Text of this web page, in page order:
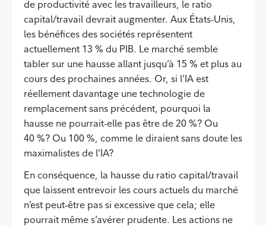
de productivité avec les travailleurs, le ratio
capital/travail devrait augmenter. Aux États-Unis,
les bénéfices des sociétés représentent
actuellement 13 % du PIB. Le marché semble
tabler sur une hausse allant jusqu’à 15 % et plus au
cours des prochaines années. Or, si l’IA est
réellement davantage une technologie de
remplacement sans précédent, pourquoi la
hausse ne pourrait-elle pas être de 20 %? Ou
40 %? Ou 100 %, comme le diraient sans doute les
maximalistes de l’IA?
En conséquence, la hausse du ratio capital/travail
que laissent entrevoir les cours actuels du marché
n’est peut‑être pas si excessive que cela; elle
pourrait même s’avérer prudente. Les actions ne